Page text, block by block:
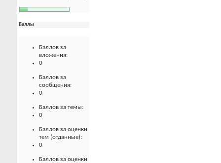
Баллы
Баллов за
вложения:
0
Баллов за
сообщения:
0
Баллов за темы:
0
Баллов за оценки
тем (отданные):
0
Баллов за оценки